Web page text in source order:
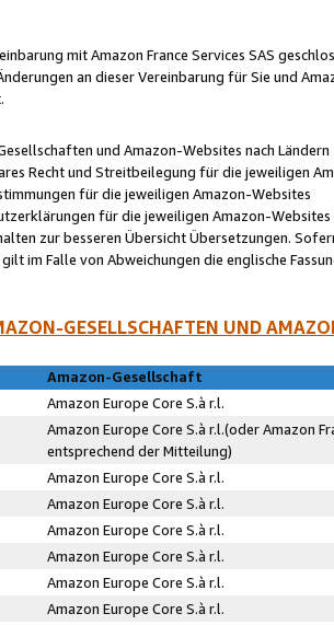
mit Amazon France Services SAS
an dieser Vereinbarung für Sie und
und Amazon-Websites nach Ländern
Recht und Streitbeilegung für die jeweiligen
für die jeweiligen Amazon-Websites
für die jeweiligen Amazon-Websites
zur besseren Übersicht Übersetzungen.
im Falle von Abweichungen die englische
GESELLSCHAFTEN UND
Amazon-Gesellschaft
Amazon Europe Core S.à r.l.
Amazon Europe Core S.à r.l.(oder Amazon
entsprechend der Mitteilung)
Amazon Europe Core S.à r.l.
Amazon Europe Core S.à r.l.
Amazon Europe Core S.à r.l.
Amazon Europe Core S.à r.l.
Amazon Europe Core S.à r.l.
Amazon Europe Core S.à r.l.